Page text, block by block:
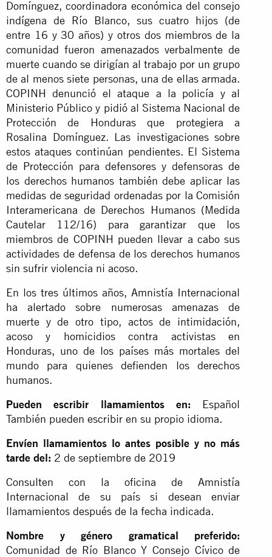
Domínguez, coordinadora económica del consejo
indígena de Río Blanco, sus cuatro hijos (de
entre 16 y 30 años) y otros dos miembros de la
comunidad fueron amenazados verbalmente de
muerte cuando se dirigían al trabajo por un grupo
de al menos siete personas, una de ellas armada.
COPINH denunció el ataque a la policía y al
Ministerio Público y pidió al Sistema Nacional de
Protección de Honduras que protegiera a
Rosalina Domínguez. Las investigaciones sobre
estos ataques continúan pendientes. El Sistema
de Protección para defensores y defensoras de
los derechos humanos también debe aplicar las
medidas de seguridad ordenadas por la Comisión
Interamericana de Derechos Humanos (Medida
Cautelar 112/16) para garantizar que los
miembros de COPINH pueden llevar a cabo sus
actividades de defensa de los derechos humanos
sin sufrir violencia ni acoso.
En los tres últimos años, Amnistía Internacional
ha alertado sobre numerosas amenazas de
muerte y de otro tipo, actos de intimidación,
acoso y homicidios contra activistas en
Honduras, uno de los países más mortales del
mundo para quienes defienden los derechos
humanos.
Pueden escribir llamamientos en: Español
También pueden escribir en su propio idioma.
Envíen llamamientos lo antes posible y no más
tarde del: 2 de septiembre de 2019
Consulten con la oficina de Amnistía
Internacional de su país si desean enviar
llamamientos después de la fecha indicada.
Nombre y género gramatical preferido:
Comunidad de Río Blanco Y Consejo Cívico de